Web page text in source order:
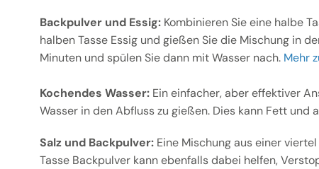
Backpulver und Essig:Kombinieren Sie eine halbe
halben Tasse Essig und gießen Sie die Mischung in
Minuten und spülen Sie dann mit Wasser nach. Mehr
Kochendes Wasser:Ein einfacher, aber effektiver
Wasser in den Abfluss zu gießen. Dies kann Fett und
Salz und Backpulver:Eine Mischung aus einer
Tasse Backpulver kann ebenfalls dabei helfen,